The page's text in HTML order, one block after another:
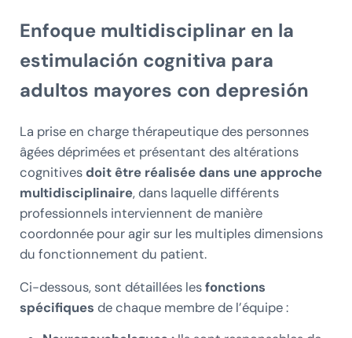
Enfoque multidisciplinar en la
estimulación cognitiva para
adultos mayores con depresión
La prise en charge thérapeutique des personnes
âgées déprimées et présentant des altérations
cognitivesdoit être réalisée dans une approche
multidisciplinaire, dans laquelle différents
professionnels interviennent de manière
coordonnée pour agir sur les multiples dimensions
du fonctionnement du patient.
Ci-dessous, sont détaillées lesfonctions
spécifiques de chaque membre de l’équipe :